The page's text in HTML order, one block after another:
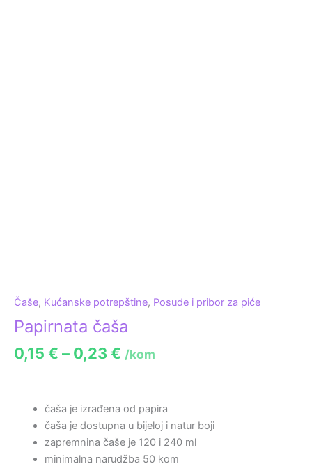
Čaše, Kućanske potrepštine, Posude i pribor za piće
Papirnata čaša
0,15 € – 0,23€ /kom
čaša je izrađena od papira
čaša je dostupna u bijeloj i natur boji
zapremnina čaše je 120 i 240 ml
minimalna narudžba 50 kom